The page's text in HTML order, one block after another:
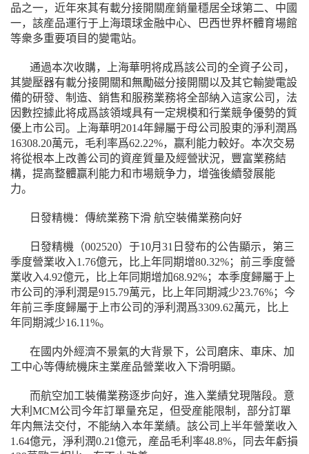
品之一，近年來其有載分接開關産銷量穩居全球第二、中國
一，該産品運行于上海環球金融中心、巴西世界杯體育場館
等衆多重要項目的變電站。
通過本次收購，上海華明将成爲該公司的全資子公司，
其變壓器有載分接開關和無勵磁分接開關以及其它輸變電設
備的研發、制造、銷售和服務業務将全部納入這家公司，法
因數控據此将成爲該領域具有一定規模和行業競争優勢的質
優 上市公司。上海華明2014年歸屬于母公司股東的淨利潤爲
16308.20萬元，毛利率爲62.22%，赢利能力較好。本次交易
将從根本上改善公司的資産質量及經營狀況，豐富業務結
構，提高整體赢利能力和市場競争力，增強後續發展能
力。
日發精機：傳統業務下滑 航空裝備業務向好
日發精機（002520）于10月31日發布的公告顯示，第三
季度營業收入1.76億元，比上年同期增80.32%；前三季度營
業收入4.92億元，比上年同期增加68.92%；本季度歸屬于上
市公司的淨利潤是915.79萬元，比上年同期減少23.76%；今
年前三季度歸屬于上市公司的淨利潤爲3309.62萬元，比上
年同期減少16.11%。
在國内外經濟不景氣的大背景下，公司磨床、車床、加
工中心等傳統機床主業産品營業收入下滑明顯。
而航空加工裝備業務逐步向好，進入業績兌現階段。意
大利MCM公司今年訂單量充足，但受産能限制，部分訂單
年内無法交付，不能納入本年業績。該公司上半年營業收入
1.64億元，淨利潤0.21億元，産品毛利率48.8%，同去年虧損